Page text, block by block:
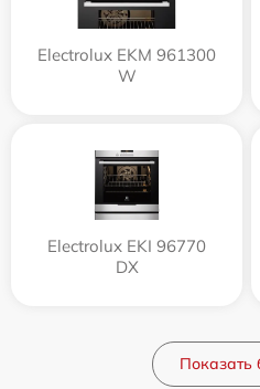
Electrolux EKM 961300
W
Electrolux EKI 96770
DX
Показать